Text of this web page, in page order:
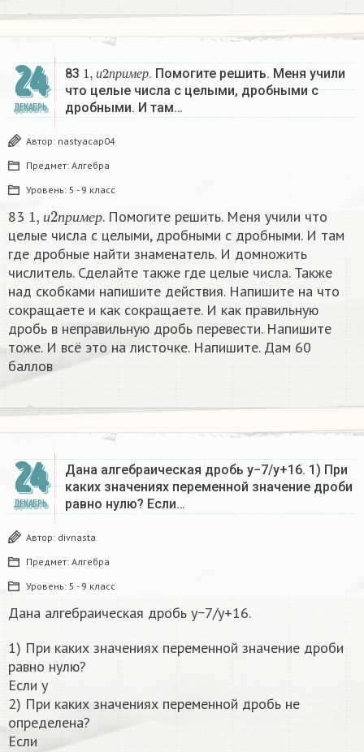
24
ДЕКАБРЬ
83 и пр име р
1,и 2пример
. Помогите решить. Меня учили
что целые числа с целыми, дробными с
дробными. И там…
Автор: nastyacap04
Предмет: Алгебра
Уровень: 5 - 9 класс
83 и п р име р
1 2п
. Помогите решить. Меня учили что
целые числа с целыми, дробными с дробными. И там
где дробные найти знаменатель. И домножить
числитель. Сделайте также где целые числа. Также
над скобками напишите действия. Напишите на что
сокращаете и как сокращаете. И как правильную
дробь в неправильную дробь перевести. Напишите
тоже. И всё это на листочке. Напишите. Дам 60
баллов
24
ДЕКАБРЬ
Дана алгебраическая дробь y−7/y+16. 1) При
каких значениях переменной значение дроби
равно нулю? Если…
Автор: divnasta
Предмет: Алгебра
Уровень: 5 - 9 класс
Дана алгебраическая дробь y−7/y+16.
1) При каких значениях переменной значение дроби
равно нулю?
Если y
2) При каких значениях переменной дробь не
определена?
Если